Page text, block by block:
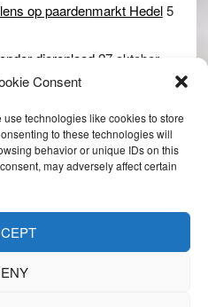
Consent
technologies like cookies to store
to these technologies will
behavior or unique IDs on this
may adversely affect certain
op paardenmarkt Hedel5
dierenleed27 oktober
Leste Merte in